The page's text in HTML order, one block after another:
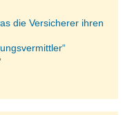
die Versicherer ihren